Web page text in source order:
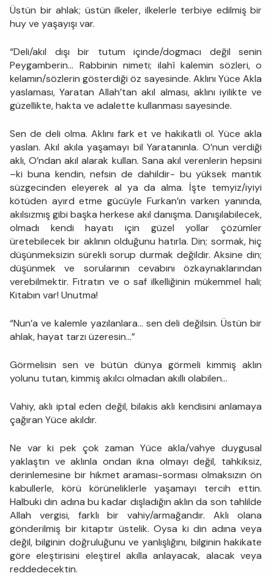
Üstün bir ahlak; üstün ilkeler, ilkelerle terbiye edilmiş bir
huy ve yaşayışı var.
“Deli/akıl dışı bir tutum içinde/dogmacı değil senin
Peygamberin… Rabbinin nimeti; ilahî kalemin sözleri, o
kelamın/sözlerin gösterdiği öz sayesinde. Aklını Yüce Akla
yaslaması, Yaratan Allah’tan akıl alması, aklını iyilikte ve
güzellikte, hakta ve adalette kullanması sayesinde.
Sen de deli olma. Aklını fark et ve hakikatli ol. Yüce akla
yaslan. Akıl akıla yaşamayı bil Yaratanınla. O’nun verdiği
aklı, O’ndan akıl alarak kullan. Sana akıl verenlerin hepsini
–ki buna kendin, nefsin de dahildir- bu yüksek mantık
süzgecinden eleyerek al ya da alma. İşte temyiz/iyiyi
kötüden ayırd etme gücüyle Furkan’ın varken yanında,
akılsızmış gibi başka herkese akıl danışma. Danışılabilecek,
olmadı kendi hayatı için güzel yollar çözümler
üretebilecek bir aklının olduğunu hatırla. Din; sormak, hiç
düşünmeksizin sürekli sorup durmak değildir. Aksine din;
düşünmek ve sorularının cevabını özkaynaklarından
verebilmektir. Fıtratın ve o saf ilkelliğinin mükemmel hali;
Kitabın var! Unutma!
“Nun’a ve kalemle yazılanlara... sen deli değilsin. Üstün bir
ahlak, hayat tarzı üzeresin…”
Görmelisin sen ve bütün dünya görmeli kimmiş aklın
yolunu tutan, kimmiş akılcı olmadan akıllı olabilen…
Vahiy, aklı iptal eden değil, bilakis aklı kendisini anlamaya
çağıran Yüce akıldır.
Ne var ki pek çok zaman Yüce akla/vahye duygusal
yaklaştın ve aklınla ondan ikna olmayı değil, tahkiksiz,
derinlemesine bir hikmet araması-sorması olmaksızın ön
kabullerle, körü körüneliklerle yaşamayı tercih ettin.
Halbuki din adına bu kadar dışladığın aklın da son tahlilde
Allah vergisi, farklı bir vahiy/armağandır. Aklı olana
gönderilmiş bir kitaptır üstelik. Oysa ki din adına veya
değil, bilginin doğruluğunu ve yanlışlığını, bilginin hakikate
göre eleştirisini eleştirel akılla anlayacak, alacak veya
reddedecektin.